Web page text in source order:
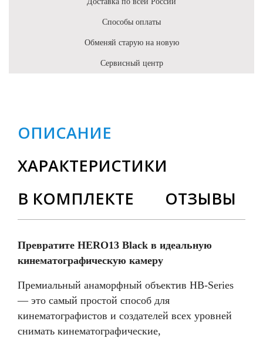
Способы оплаты
Обменяй старую на новую
Сервисный центр
ОПИСАНИЕ
ХАРАКТЕРИСТИКИ
В КОМПЛЕКТЕ
ОТЗЫВЫ
Превратите HERO13 Black в идеальную
кинематографическую камеру
Премиальный анаморфный объектив HB-Series
— это самый простой способ для
кинематографистов и создателей всех уровней
снимать кинематографические,